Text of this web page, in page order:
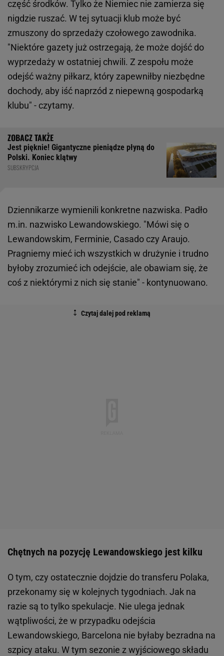
część środków. Tylko że Niemiec nie zamierza się
nigdzie ruszać. W tej sytuacji klub może być
zmuszony do sprzedaży czołowego zawodnika.
"Niektóre gazety już ostrzegają, że może dojść do
wyprzedaży w ostatniej chwili. Z zespołu może
odejść ważny piłkarz, który zapewniłby niezbędne
dochody, aby iść naprzód z niepewną gospodarką
klubu" - czytamy.
Jest pięknie! Gigantyczne pieniądze płyną do
Polski. Koniec klątwy
SUBSKRYPCJA
Dziennikarze wymienili konkretne nazwiska. Padło
m.in. nazwisko Lewandowskiego. "Mówi się o
Lewandowskim, Ferminie, Casado czy Araujo.
Pragniemy mieć ich wszystkich w drużynie i trudno
byłoby zrozumieć ich odejście, ale obawiam się, że
coś z niektórymi z nich się stanie" - kontynuowano.
Chętnych na pozycję Lewandowskiego jest kilku
O tym, czy ostatecznie dojdzie do transferu Polaka,
przekonamy się w kolejnych tygodniach. Jak na
razie są to tylko spekulacje. Nie ulega jednak
wątpliwości, że w przypadku odejścia
Lewandowskiego, Barcelona nie byłaby bezradna na
szpicy ataku. W tym sezonie z wyjściowego składu